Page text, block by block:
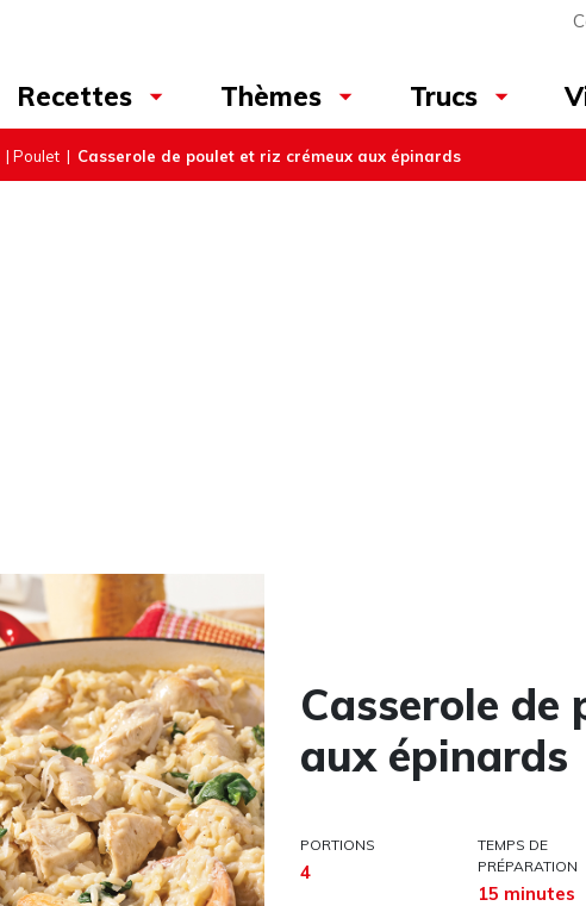
Recettes Thèmes Trucs
| Poulet | Casserole de poulet et riz crémeux aux épinards
Casserole
aux épinards
PORTIONS
4
TEMPS DE
PRÉPARATION
15 minutes